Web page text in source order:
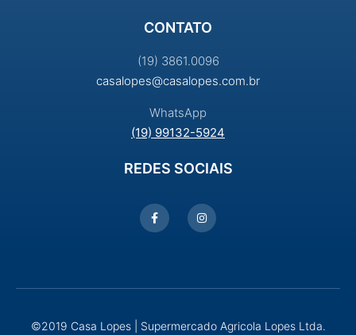
CONTATO
(19) 3861.0096
casalopes@casalopes.com.br
WhatsApp
(19) 99132-5924
REDES SOCIAIS
©2019 Casa Lopes | Supermercado Agricola Lopes Ltda.